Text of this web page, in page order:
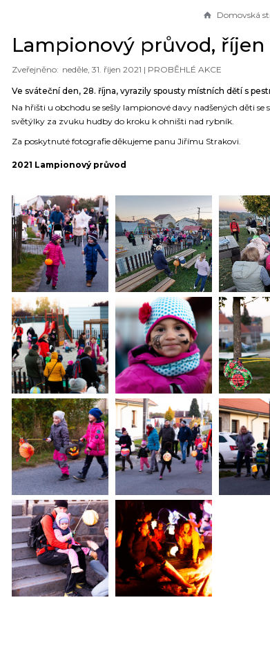
Domovská
Lampionový průvod, říjen
neděle, 31. říjen 2021 | PROBĚHLÉ AKCE
Ve sváteční den, 28. října, vyrazily spousty místních dětí s
Na hřišti u obchodu se sešly lampionové davy nadšených děti
světýlky za zvuku hudby do kroku k ohništi nad rybník.
Za poskytnuté fotografie děkujeme panu Jiřímu Strakovi.
2021 Lampionový průvod